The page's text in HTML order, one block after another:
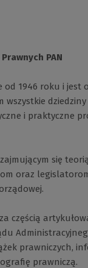
PAN
1946 roku i jest
wszystkie
i praktyczne
się
oraz
częścią
prawniczych,
prawniczą.